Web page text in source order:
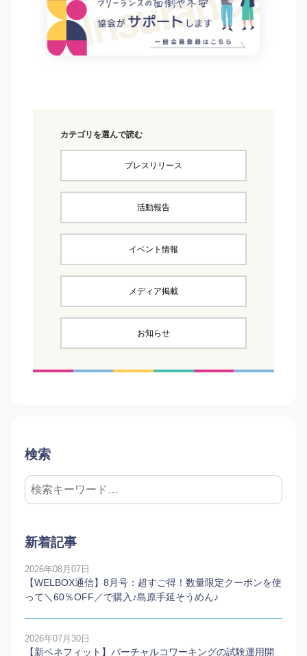
カテゴリを選んで読む
プレスリリース
活動報告
イベント情報
メディア掲載
お知らせ
検索
新着記事
2026年08月07日
【WELBOX通信】8月号：超すご得！数量限定クーポンを使
って＼60％OFF／で購入♪島原手延そうめん♪
2026年07月30日
【新ベネフィット】バーチャルコワーキングの試験運用開